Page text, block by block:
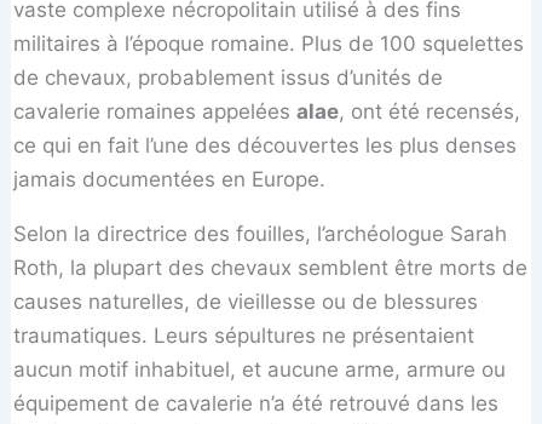
vaste complexe nécropolitain utilisé à des fins
militaires à l’époque romaine. Plus de 100 squelettes
de chevaux, probablement issus d’unités de
cavalerie romaines appeléesalae, ont été recensés,
ce qui en fait l’une des découvertes les plus denses
jamais documentées en Europe.
Selon la directrice des fouilles, l’archéologue Sarah
Roth, la plupart des chevaux semblent être morts de
causes naturelles, de vieillesse ou de blessures
traumatiques. Leurs sépultures ne présentaient
aucun motif inhabituel, et aucune arme, armure ou
équipement de cavalerie n’a été retrouvé dans les